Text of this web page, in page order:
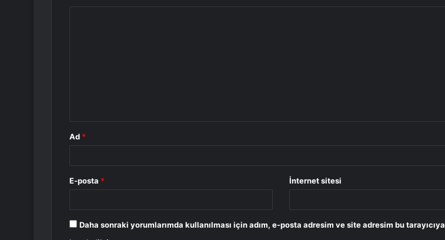
Ad *
E-posta * İnternet sitesi
Daha sonraki yorumlarımda kullanılması için adım, e-posta adresim ve site adresim bu tarayıcıya